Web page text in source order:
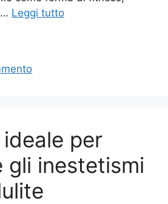
Leggi tutto
per
gli inestetismi